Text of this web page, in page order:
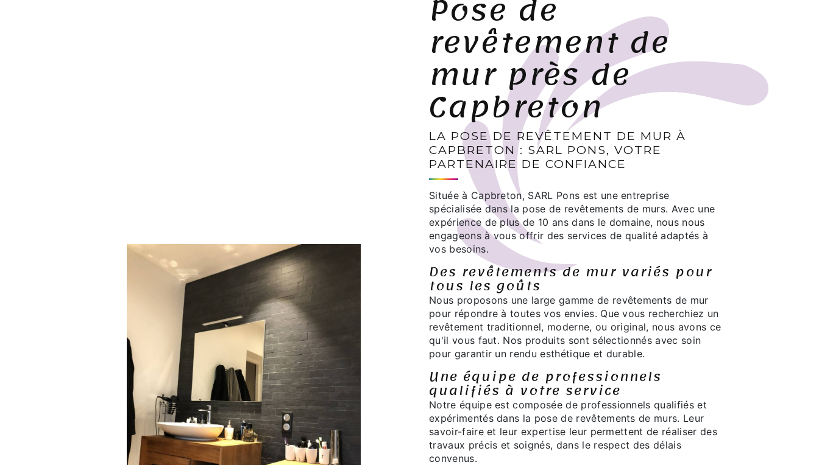
revêtement de
mur près de
Capbreton
LA POSE DE REVÊTEMENT DE MUR À
CAPBRETON : SARL PONS, VOTRE
PARTENAIRE DE CONFIANCE
Située à Capbreton, SARL Pons est une entreprise
spécialisée dans la pose de revêtements de murs. Avec une
expérience de plus de 10 ans dans le domaine, nous nous
engageons à vous offrir des services de qualité adaptés à
vos besoins.
Des revêtements de mur variés pour
tous les goûts
Nous proposons une large gamme de revêtements de mur
pour répondre à toutes vos envies. Que vous recherchiez un
revêtement traditionnel, moderne, ou original, nous avons ce
qu'il vous faut. Nos produits sont sélectionnés avec soin
pour garantir un rendu esthétique et durable.
Une équipe de professionnels
qualifiés à votre service
Notre équipe est composée de professionnels qualifiés et
expérimentés dans la pose de revêtements de murs. Leur
savoir-faire et leur expertise leur permettent de réaliser des
travaux précis et soignés, dans le respect des délais
convenus.